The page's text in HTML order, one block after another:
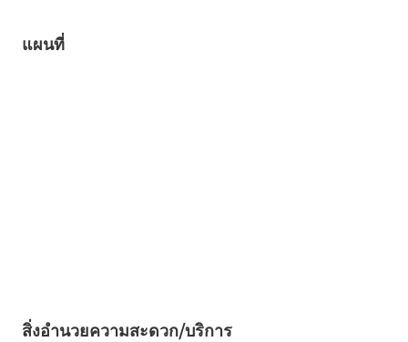
แผนที่
สิ่งอำนวยความสะดวก/บริการ